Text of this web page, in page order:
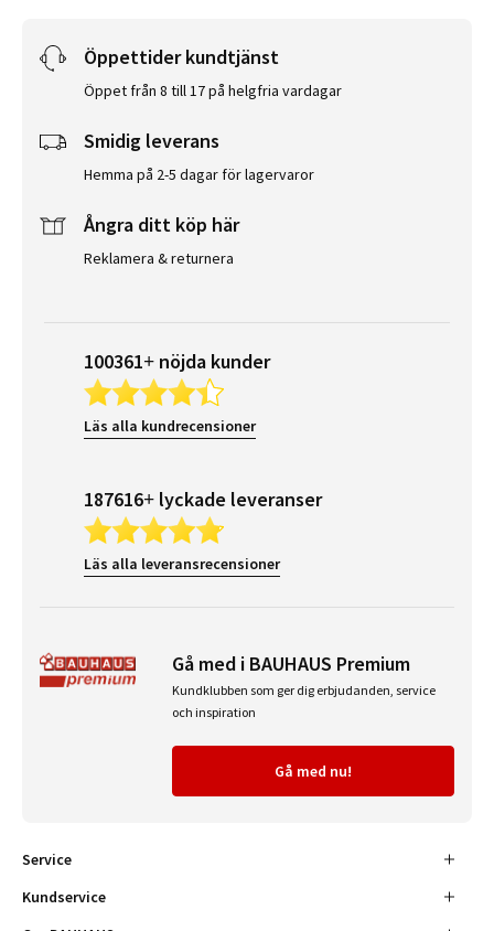
Öppettider kundtjänst
Öppet från 8 till 17 på helgfria vardagar
Smidig leverans
Hemma på 2-5 dagar för lagervaror
Ångra ditt köp här
Reklamera & returnera
100361+ nöjda kunder
Läs alla kundrecensioner
187616+ lyckade leveranser
Läs alla leveransrecensioner
Gå med i BAUHAUS Premium
Kundklubben som ger dig erbjudanden, service
och inspiration
Gå med nu!
Service
Kundservice